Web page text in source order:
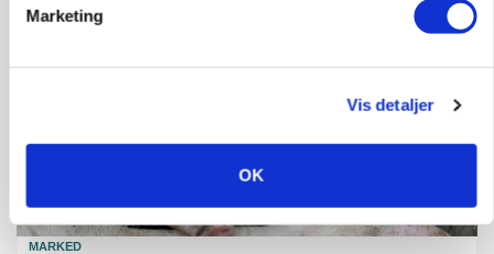
Marketing
Vis detaljer
OK
MARKED